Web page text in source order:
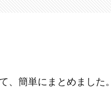
、簡単にまとめました。